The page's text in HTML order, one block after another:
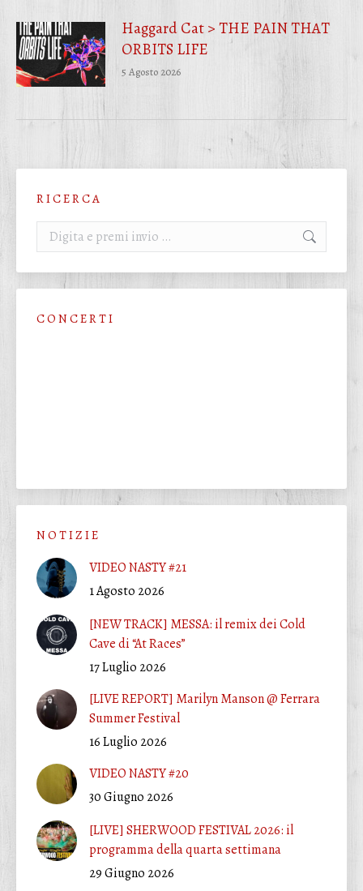
Haggard Cat > THE PAIN THAT
ORBITS LIFE
5 Agosto 2026
R I C E R C A
Cerca:
C O N C E R T I
N O T I Z I E
VIDEO NASTY #21
1 Agosto 2026
[NEW TRACK] MESSA: il remix dei Cold
Cave di “At Races”
17 Luglio 2026
[LIVE REPORT] Marilyn Manson @ Ferrara
Summer Festival
16 Luglio 2026
VIDEO NASTY #20
30 Giugno 2026
[LIVE] SHERWOOD FESTIVAL 2026: il
programma della quarta settimana
29 Giugno 2026